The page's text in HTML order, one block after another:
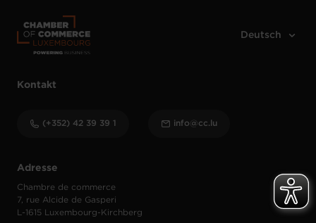
Adresse
Chambre de commerce
7, rue Alcide de Gasperi
L-1615 Luxembourg-Kirchberg
Kontakt
(+352) 42 39 39 1 info@cc.lu